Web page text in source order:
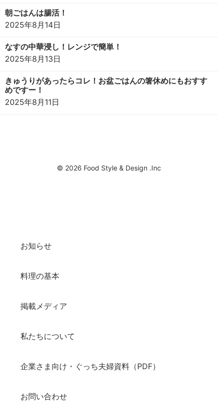
朝ごはんは腸活！
2025年8月14日
なすの中華浸し！レンジで簡単！
2025年8月13日
きゅうりがあったらコレ！お盆ごはんの箸休めにもおすす
めですー！
2025年8月11日
© 2026 Food Style & Design .Inc
お知らせ
料理の基本
掲載メディア
私たちについて
企業さま向け・ぐっち夫婦資料（PDF）
お問い合わせ